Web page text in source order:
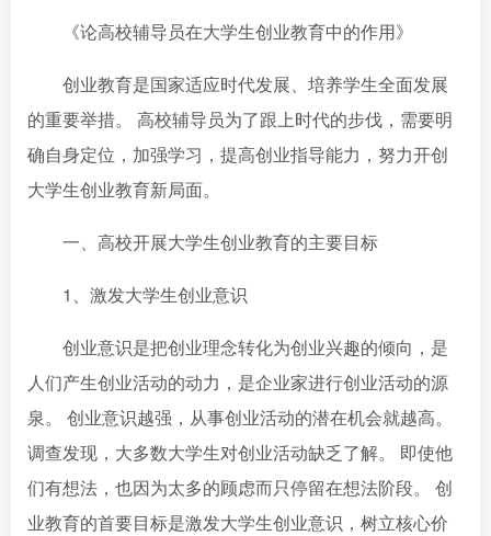
《论高校辅导员在大学生创业教育中的作用》
创业教育是国家适应时代发展、培养学生全面发展
的重要举措。 高校辅导员为了跟上时代的步伐，需要明
确自身定位，加强学习，提高创业指导能力，努力开创
大学生创业教育新局面。
一、高校开展大学生创业教育的主要目标
1、激发大学生创业意识
创业意识是把创业理念转化为创业兴趣的倾向，是
人们产生创业活动的动力，是企业家进行创业活动的源
泉。 创业意识越强，从事创业活动的潜在机会就越高。
调查发现，大多数大学生对创业活动缺乏了解。 即使他
们有想法，也因为太多的顾虑而只停留在想法阶段。 创
业教育的首要目标是激发大学生创业意识，树立核心价